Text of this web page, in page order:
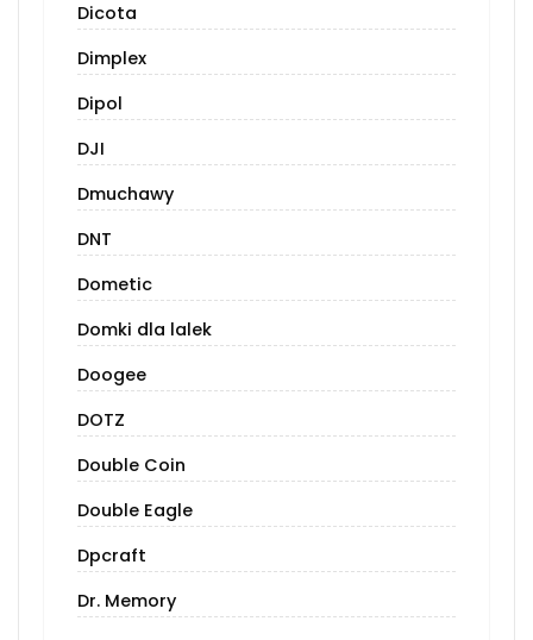
Dicota
Dimplex
Dipol
DJI
Dmuchawy
DNT
Dometic
Domki dla lalek
Doogee
DOTZ
Double Coin
Double Eagle
Dpcraft
Dr. Memory